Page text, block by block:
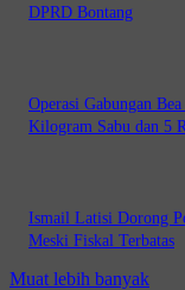
DPRD Bontang
Operasi Gabungan
Kilogram Sabu dan 5
Ismail Latisi Dorong
Meski Fiskal Terbatas
Muat lebih banyak